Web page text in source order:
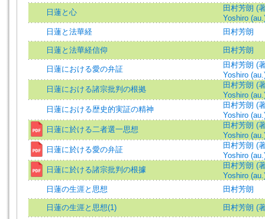
日蓮と心
田村芳朗 (
Yoshiro
日蓮と法華経
田村芳朗
日蓮と法華経信仰 田村芳朗
日蓮における愛の弁証
田村芳朗 (
Yoshiro
日蓮における諸宗批判の根拠
田村芳朗 (
Yoshiro
日蓮における歴史的実証の精神
田村芳朗 (
Yoshiro
日蓮に於ける二者選一思想
田村芳朗 (
Yoshiro
日蓮に於ける愛の弁証
田村芳朗 (
Yoshiro
日蓮に於ける諸宗批判の根據
田村芳朗 (
Yoshiro
日蓮の生涯と思想
田村芳朗
日蓮の生涯と思想(1) 田村芳朗 (